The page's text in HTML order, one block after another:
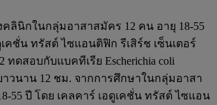
ลินิกในกลุ่มอาสาสมัคร 12 คน อายุ 18-55
คชั่น ทรัสต์ ไซแอนติฟิก รีเสิร์ช เซ็นเตอร์
ทดสอบกับแบคทีเรีย Escherichia coli
วนาน 12 ชม. จากการศึกษาในกลุ่มอาสา
55 ปี โดย เคลคาร์ เอดูเคชั่น ทรัสต์ ไซแอน